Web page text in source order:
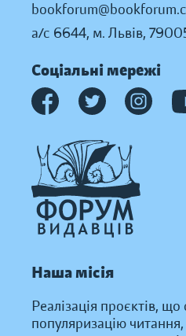
а/с 6644, м. Львів,
Соціальні мережі
Наша місія
Реалізація проєктів,
популяризацію